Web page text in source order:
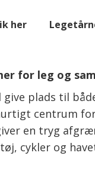
her
for leg og
give plads til
centrum
en tryg
cykler og